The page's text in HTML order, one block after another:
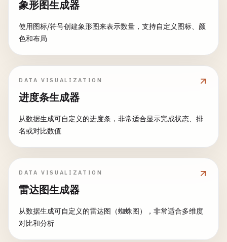
象形图生成器
使用图标/符号创建象形图来表示数量，支持自定义图标、颜
色和布局
DATA VISUALIZATION
进度条生成器
从数据生成可自定义的进度条，非常适合显示完成状态、排
名或对比数值
DATA VISUALIZATION
雷达图生成器
从数据生成可自定义的雷达图（蜘蛛图），非常适合多维度
对比和分析